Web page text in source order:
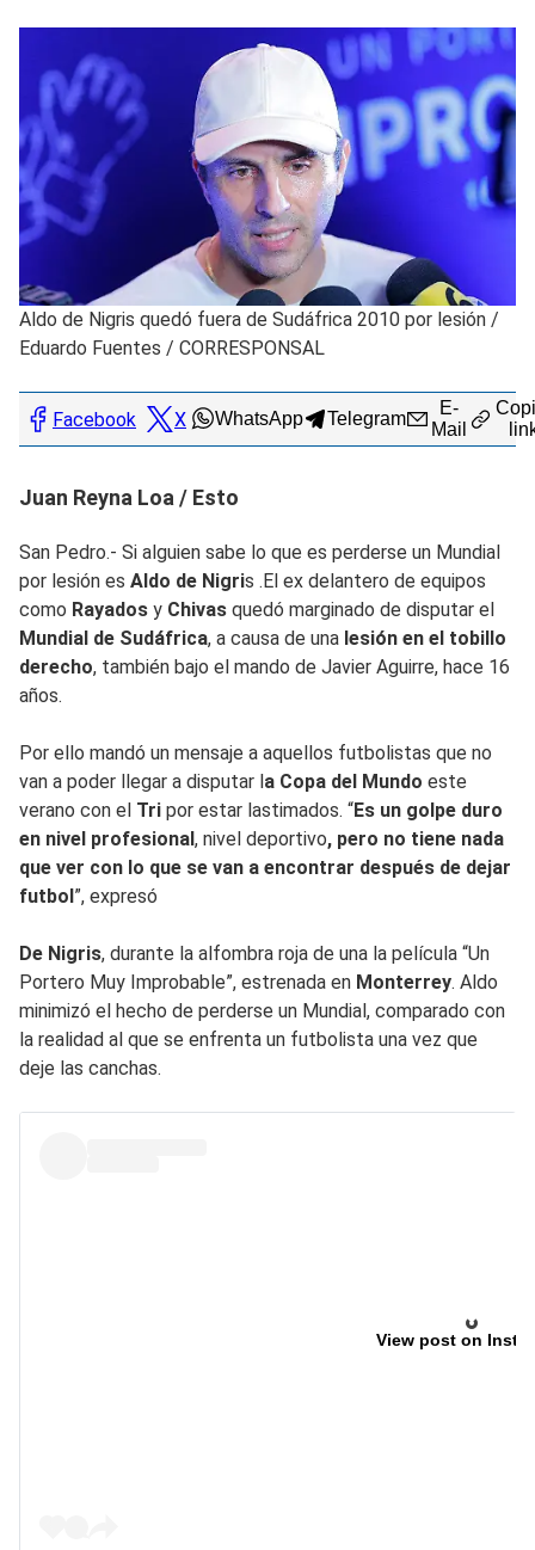
Aldo de Nigris quedó fuera de Sudáfrica 2010 por lesión /
Eduardo Fuentes / CORRESPONSAL
Facebook X WhatsApp Telegram
E-
Mail
Juan Reyna Loa / Esto
San Pedro.- Si alguien sabe lo que es perderse un Mundial
por lesión es Aldo de Nigris .El ex delantero de equipos
como Rayados y Chivas quedó marginado de disputar el
Mundial de Sudáfrica, a causa de una lesión en el tobillo
derecho, también bajo el mando de Javier Aguirre, hace 16
años.
Por ello mandó un mensaje a aquellos futbolistas que no
van a poder llegar a disputar la Copa del Mundo este
verano con el Tri por estar lastimados. “Es un golpe duro
en nivel profesional, nivel deportivo, pero no tiene nada
que ver con lo que se van a encontrar después de dejar
futbol”, expresó
De Nigris, durante la alfombra roja de una la película “Un
Portero Muy Improbable”, estrenada en Monterrey. Aldo
minimizó el hecho de perderse un Mundial, comparado con
la realidad al que se enfrenta un futbolista una vez que
deje las canchas.
View post on